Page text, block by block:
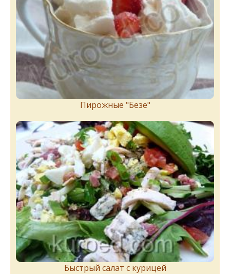
Пирожныe "Бeзe"
Быстрый салат с курицей